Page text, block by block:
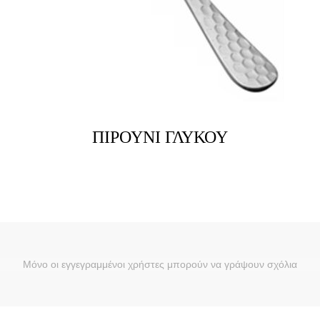
ΠΙΡΟΥΝΙ ΓΛΥΚΟΥ
Μόνο οι εγγεγραμμένοι χρήστες μπορούν να γράψουν σχόλια